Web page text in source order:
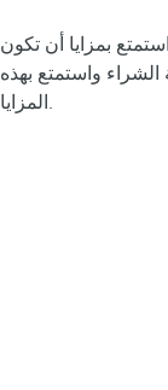
واستمتع بهذه
المزايا.